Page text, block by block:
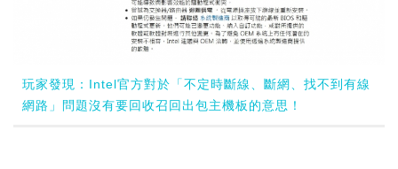
玩家發現：Intel官方對於「不定時斷線、斷網、找不到有線
網路」問題沒有要回收召回出包主機板的意思！